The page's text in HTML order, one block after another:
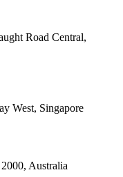
Road Central,
West, Singapore
Australia